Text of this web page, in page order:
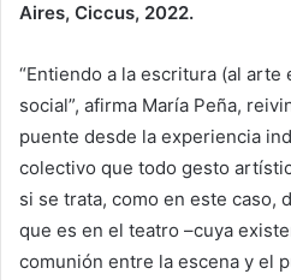
Aires, Ciccus, 2022.
“Entiendo a la escritura (al
social”, afirma María Peña,
puente desde la experiencia
colectivo que todo gesto
si se trata, como en este caso,
que es en el teatro –cuya
comunión entre la escena y el